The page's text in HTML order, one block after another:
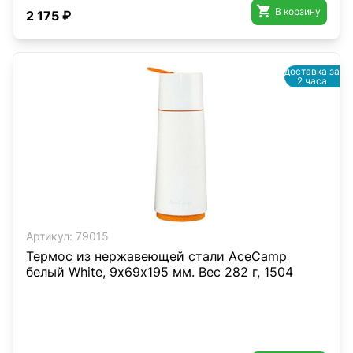
2 175 ₽  В корзину
Артикул: 79015
Термос из нержавеющей стали AceCamp
белый White, 9х69х195 мм. Вес 282 г, 1504
доставка за
2 часа